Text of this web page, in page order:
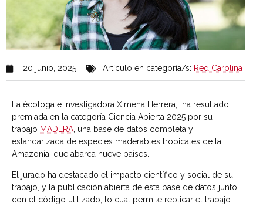
20 junio, 2025 Artículo en categoría/s: Red Carolina
La écologa e investigadora Ximena Herrera, ha resultado
premiada en la categoría Ciencia Abierta 2025 por su
trabajo MADERA , una base de datos completa y
estandarizada de especies maderables tropicales de la
Amazonía, que abarca nueve países.
El jurado ha destacado el impacto científico y social de su
trabajo, y la publicación abierta de esta base de datos junto
con el código utilizado, lo cual permite replicar el trabajo